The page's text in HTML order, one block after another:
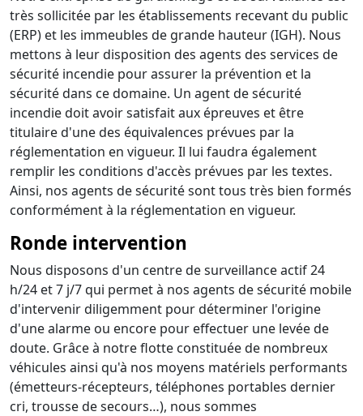
très sollicitée par les établissements recevant du public
(ERP) et les immeubles de grande hauteur (IGH). Nous
mettons à leur disposition des agents des services de
sécurité incendie pour assurer la prévention et la
sécurité dans ce domaine. Un agent de sécurité
incendie doit avoir satisfait aux épreuves et être
titulaire d'une des équivalences prévues par la
réglementation en vigueur. Il lui faudra également
remplir les conditions d'accès prévues par les textes.
Ainsi, nos agents de sécurité sont tous très bien formés
conformément à la réglementation en vigueur.
Ronde intervention
Nous disposons d'un centre de surveillance actif 24
h/24 et 7 j/7 qui permet à nos agents de sécurité mobile
d'intervenir diligemment pour déterminer l'origine
d'une alarme ou encore pour effectuer une levée de
doute. Grâce à notre flotte constituée de nombreux
véhicules ainsi qu'à nos moyens matériels performants
(émetteurs-récepteurs, téléphones portables dernier
cri, trousse de secours…), nous sommes